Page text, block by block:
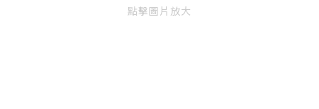
點擊圖片放大